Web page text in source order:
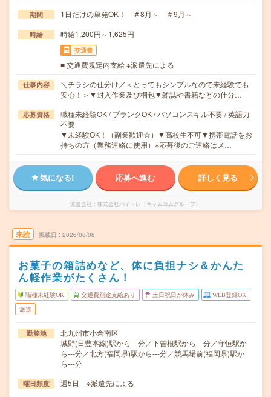
期間 1日だけの単発OK！ ＃8月～ ＃9月～
時給 時給1,200円～1,625円
交通費
■ 交通費規定内支給 ※派遣先による
仕事内容
＼チラシの仕分け／＜とってもシンプルなので未経験でも
安心！＞▼封入作業及び梱包▼雑誌や書籍などの仕分…
応募資格
職種未経験OK / ブランクOK / パソコンスキル不要 / 英語力
不要
▼未経験OK！（副業歓迎☆）▼高校生不可▼携帯電話をお
持ちの方（業務連絡に使用）※応募後のご連絡はメ…
気になる! 応募へ進む 詳しく見る
派遣会社 株式会社バイトレ（キャムコムグループ）
未読 掲載日 2026/08/08
お菓子の箱詰めなど、体に負担ナシ＆かんた
ん軽作業がたくさん！
職種未経験OK 交通費別途支給あり 土日祝日が休み WEB登録OK
派遣
勤務地
北九州市小倉南区
城野(日豊本線)駅から---分／下曽根駅から---分／守恒駅か
ら---分／北方(福岡県)駅から---分／競馬場前(福岡県)駅か
ら---分
曜日頻度 週5日 ※派遣先による